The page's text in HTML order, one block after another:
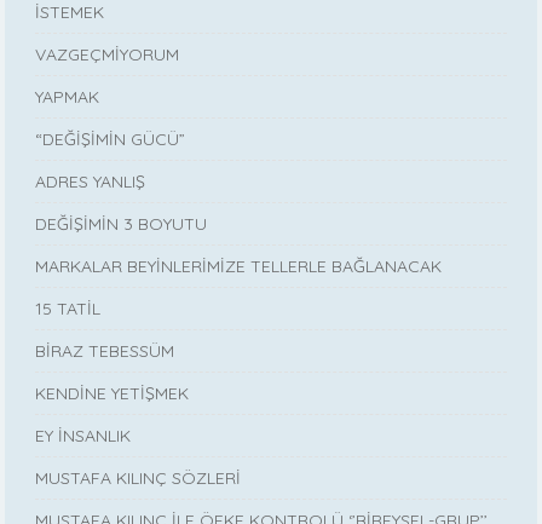
İSTEMEK
VAZGEÇMİYORUM
YAPMAK
“DEĞİŞİMİN GÜCÜ”
ADRES YANLIŞ
DEĞİŞİMİN 3 BOYUTU
MARKALAR BEYİNLERİMİZE TELLERLE BAĞLANACAK
15 TATİL
BİRAZ TEBESSÜM
KENDİNE YETİŞMEK
EY İNSANLIK
MUSTAFA KILINÇ SÖZLERİ